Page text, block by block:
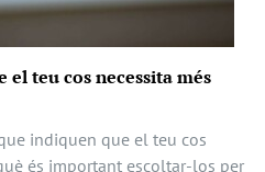
el teu cos necessita més
indiquen que el teu cos
és important escoltar-los per